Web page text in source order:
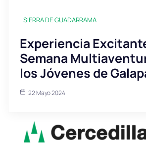
SIERRA DE GUADARRAMA
Experiencia
Semana
los Jóvenes de
22 Mayo 2024